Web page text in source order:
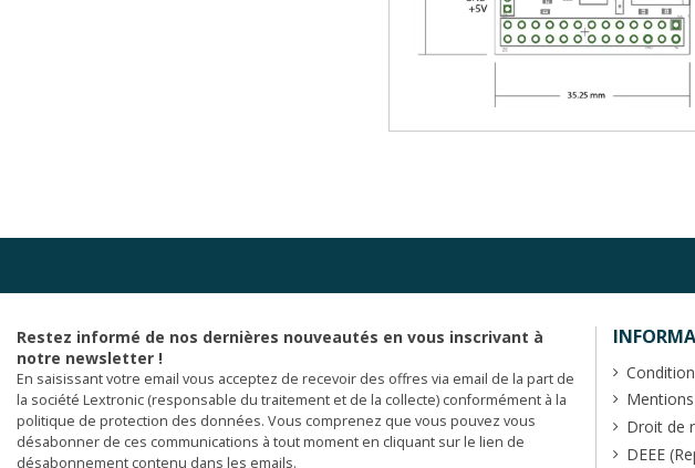
Restez informé de nos dernières nouveautés en vous inscrivant à
notre newsletter !
En saisissant votre email vous acceptez de recevoir des offres via email de la part de
la société Lextronic (responsable du traitement et de la collecte) conformément à la
politique de protection des données. Vous comprenez que vous pouvez vous
désabonner de ces communications à tout moment en cliquant sur le lien de
désabonnement contenu dans les emails.
Droit de
DEEE